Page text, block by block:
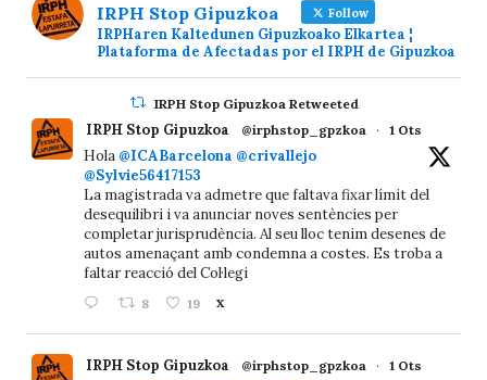
IRPH Stop Gipuzkoa Follow
IRPHaren Kaltedunen Gipuzkoako Elkartea ¦
Plataforma de Afectadas por el IRPH de Gipuzkoa
IRPH Stop Gipuzkoa Retweeted
IRPH Stop Gipuzkoa @irphstop_gpzkoa · 1 Ots
Hola @ICABarcelona @crivallejo
@Sylvie56417153
La magistrada va admetre que faltava fixar límit del
desequilibri i va anunciar noves sentències per
completar jurisprudència. Al seu lloc tenim desenes de
autos amenaçant amb condemna a costes. Es troba a
faltar reacció del Col·legi
8 19 X
IRPH Stop Gipuzkoa @irphstop_gpzkoa · 1 Ots